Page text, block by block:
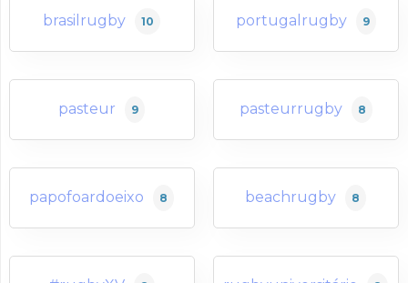
brasilrugby 10 portugalrugby 9
pasteur 9 pasteurrugby 8
papofoardoeixo 8 beachrugby 8